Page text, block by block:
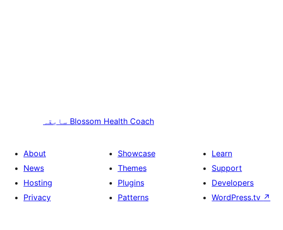
سابقہ Blossom Health Coach
About
News
Hosting
Privacy
Showcase
Themes
Plugins
Patterns
Learn
Support
Developers
WordPress.tv ↗